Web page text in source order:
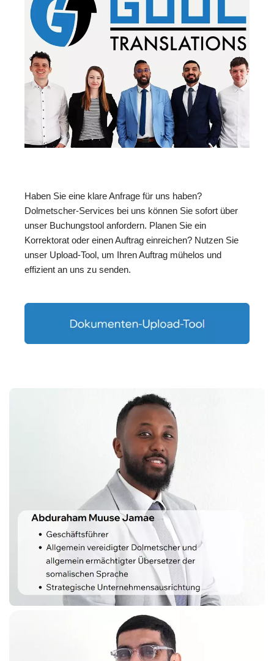
Haben Sie eine klare Anfrage für uns haben?
Dolmetscher-Services bei uns können Sie sofort über
unser Buchungstool anfordern. Planen Sie ein
Korrektorat oder einen Auftrag einreichen? Nutzen Sie
unser Upload-Tool, um Ihren Auftrag mühelos und
effizient an uns zu senden.